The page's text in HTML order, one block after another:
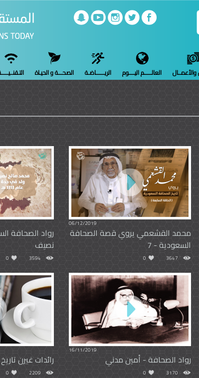
والأعمــال العالـــــم اليــــوم الريــــــاضـة الصحـــة و الحيـاة
06/12/2019
محمد القشعمي يروي قصة الصحافة
السعودية - 7
3647
0
رواد الصحافة
نصيف
3594
0
16/11/2019
رواد الصحافة - أمين مدني
3170
0
رائدات غيرن
2209
0